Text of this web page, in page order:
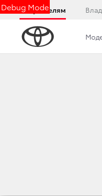
Debug Mode
Покупателям